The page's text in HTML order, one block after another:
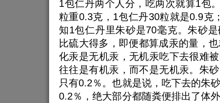
1包仁丹两个人分，吃两次就算1包
粒重0.3克，1包仁丹30粒就是0.9克
知1包仁丹里朱砂是70毫克。朱砂
比硫大得多，即便都算成汞的量，
化汞是无机汞，无机汞吃下去很难
往往是有机汞，而不是无机汞。朱
只有0.2％。也就是说，吃下去的朱
0.2％，绝大部分都随粪便排出了体